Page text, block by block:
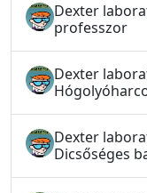
Dexter
professzor
Dexter
Dexter
Dicsőséges